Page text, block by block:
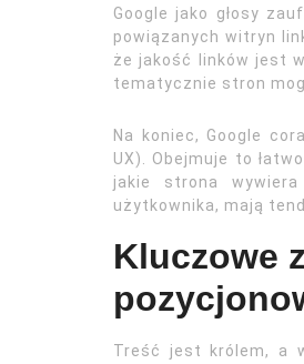
Google jako głosy
powiązanych witryn
że jakość linków jest
tematycznie stron
Na koniec, Google
UX). Obejmuje to
jakie strona
użytkownika, mają
Kluczowe
Treść jest królem, a